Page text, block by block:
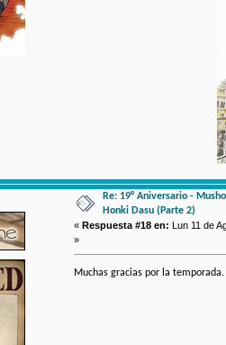
Re: 19° Aniversario -
Honki Dasu (Parte 2)
« Respuesta #18 en: Lun 11 de
»
Muchas gracias por la temporada.